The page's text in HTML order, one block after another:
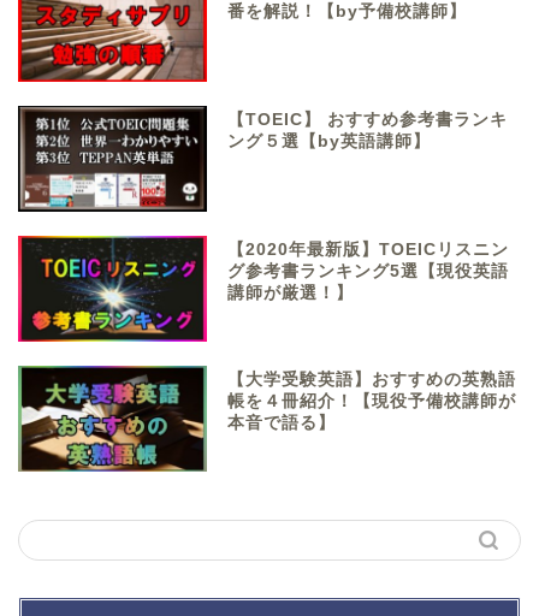
番を解説！【by予備校講師】
【TOEIC】 おすすめ参考書ランキ
ング５選【by英語講師】
【2020年最新版】TOEICリスニン
グ参考書ランキング5選【現役英語
講師が厳選！】
【大学受験英語】おすすめの英熟語
帳を４冊紹介！【現役予備校講師が
本音で語る】